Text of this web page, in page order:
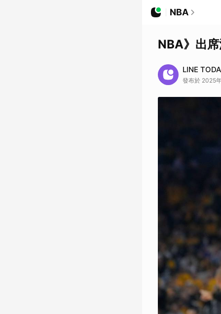
NBA
NBA》出
LINE
發布於 2025